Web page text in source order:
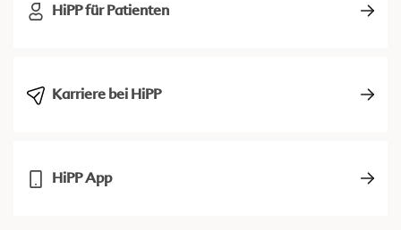
HiPP für Patienten
Karriere bei HiPP
HiPP App